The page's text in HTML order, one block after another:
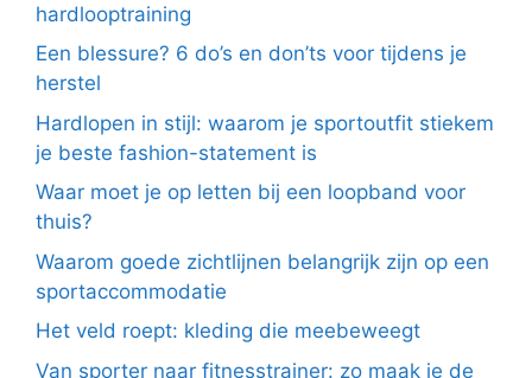
hardlooptraining
Een blessure? 6 do’s en don’ts voor tijdens je
herstel
Hardlopen in stijl: waarom je sportoutfit stiekem
je beste fashion-statement is
Waar moet je op letten bij een loopband voor
thuis?
Waarom goede zichtlijnen belangrijk zijn op een
sportaccommodatie
Het veld roept: kleding die meebeweegt
Van sporter naar fitnesstrainer: zo maak je de